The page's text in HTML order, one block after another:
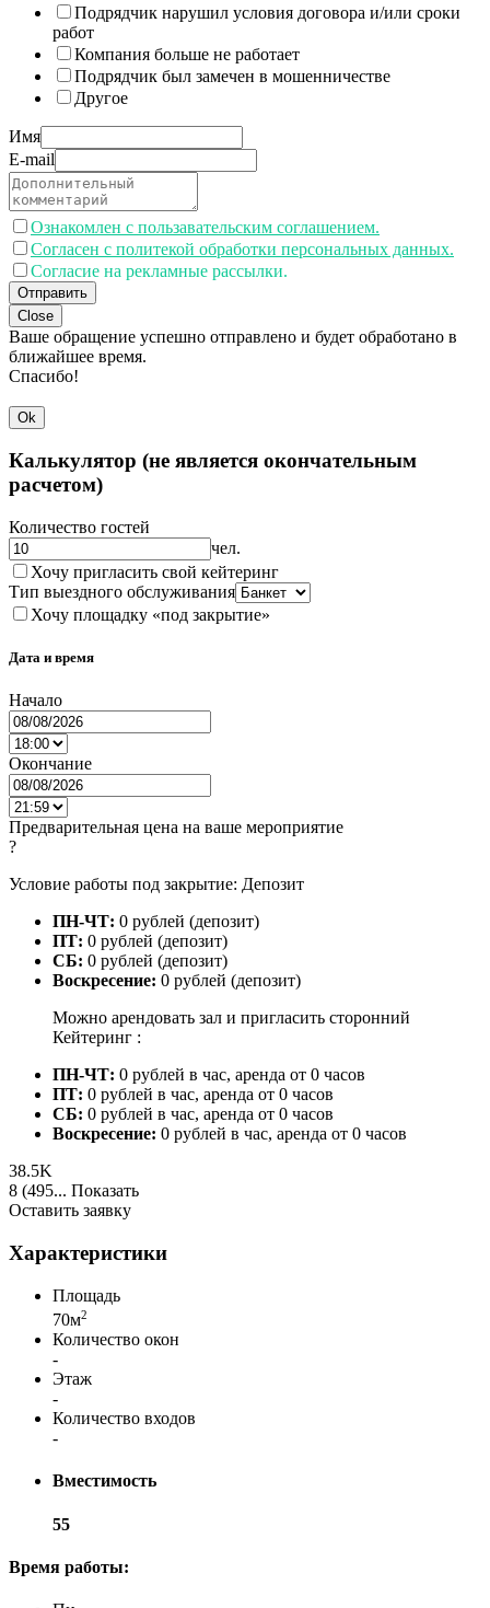
Подрядчик нарушил условия договора и/или сроки
работ
Компания больше не работает
Подрядчик был замечен в мошенничестве
Другое
Имя
E-mail
Ознакомлен с пользавательским соглашением.
Согласен с политекой обработки персональных данных.
Согласие на рекламные рассылки.
Отправить
Close
Ваше обращение успешно отправлено и будет обработано в
ближайшее время.
Спасибо!
Ok
Калькулятор (не является окончательным
расчетом)
Количество гостей
чел.
Хочу пригласить свой кейтеринг
Тип выездного обслуживания
Хочу площадку «под закрытие»
Дата и время
Начало
Окончание
Предварительная цена на ваше мероприятие
?
Условие работы под закрытие: Депозит
ПН-ЧТ: 0 рублей (депозит)
ПТ: 0 рублей (депозит)
СБ: 0 рублей (депозит)
Воскресение: 0 рублей (депозит)
Можно арендовать зал и пригласить сторонний
Кейтеринг :
ПН-ЧТ: 0 рублей в час, аренда от 0 часов
ПТ: 0 рублей в час, аренда от 0 часов
СБ: 0 рублей в час, аренда от 0 часов
Воскресение: 0 рублей в час, аренда от 0 часов
38.5K
8 (495... Показать
Оставить заявку
Характеристики
Площадь
70м2
Количество окон
-
Этаж
-
Количество входов
-
Вместимость
55
Время работы: